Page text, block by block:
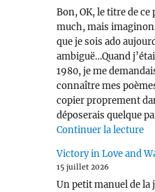
Bon, OK, le titre de
much, mais
que je sois ado
ambiguë…Quand
1980, je me
connaître mes
copier proprement
déposerais quelque
Continuer la lecture
Victory in Love and
15 juillet 2026
Un petit manuel de la